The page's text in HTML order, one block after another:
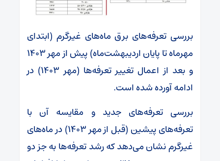
بررسی تعرفه‌های برق ماه‌های غیرگرم (ابتدای
مهرماه تا پایان اردیبهشت‌ماه) پیش از مهر ۱۴۰۳
و بعد از اعمال تغییر تعرفه‌ها (مهر ۱۴۰۳) در
ادامه آورده شده است.
بررسی تعرفه‌های جدید و مقایسه آن با
تعرفه‌های پیشین (قبل از مهر ۱۴۰۳) در ماه‌های
غیرگرم نشان می‌دهد که رشد تعرفه‌ها به جز دو